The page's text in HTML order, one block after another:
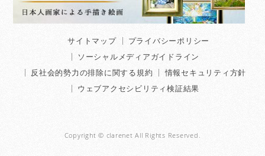
サイトマップ
プライバシーポリシー
ソーシャルメディアガイドライン
反社会的勢力の排除に関する規約
情報セキュリティ方針
ウェブアクセシビリティ検証結果
Copyright © clarenet All Rights Reserved.